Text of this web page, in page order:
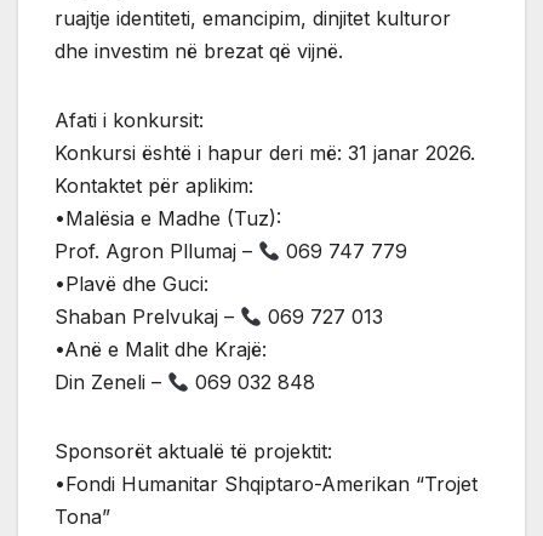
ruajtje identiteti, emancipim, dinjitet kulturor
dhe investim në brezat që vijnë.
Afati i konkursit:
Konkursi është i hapur deri më: 31 janar 2026.
Kontaktet për aplikim:
•Malësia e Madhe (Tuz):
Prof. Agron Pllumaj –
069 747 779
•Plavë dhe Guci:
Shaban Prelvukaj –
069 727 013
•Anë e Malit dhe Krajë:
Din Zeneli –
069 032 848
Sponsorët aktualë të projektit:
•Fondi Humanitar Shqiptaro-Amerikan “Trojet
Tona”